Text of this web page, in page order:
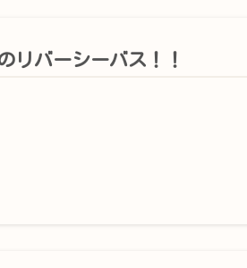
リバーシーバス！！